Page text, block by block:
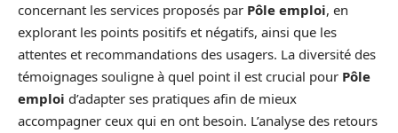
concernant les services proposés par Pôle emploi, en
explorant les points positifs et négatifs, ainsi que les
attentes et recommandations des usagers. La diversité des
témoignages souligne à quel point il est crucial pour Pôle
emploi d’adapter ses pratiques afin de mieux
accompagner ceux qui en ont besoin. L’analyse des retours